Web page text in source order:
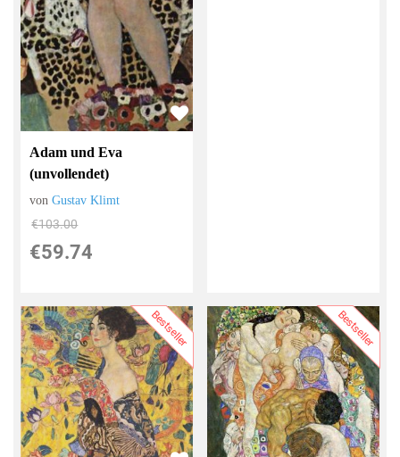
Adam und Eva
(unvollendet)
vonGustav Klimt
€103.00
€59.74
Bestseller Bestseller